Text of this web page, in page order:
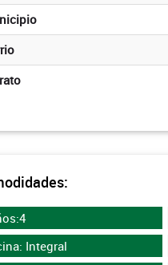
Integral